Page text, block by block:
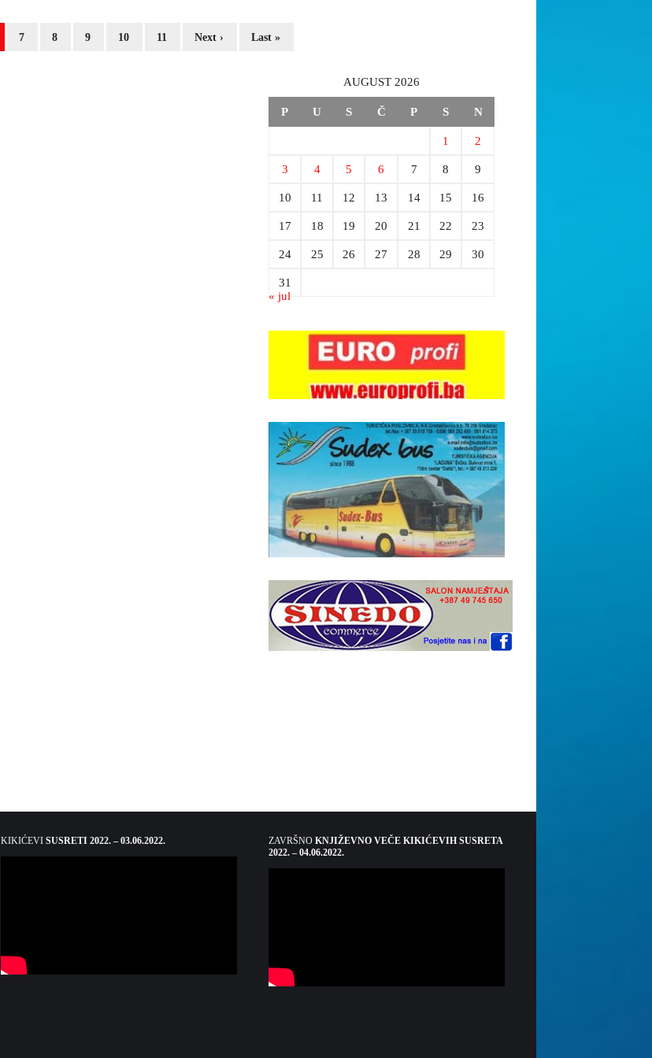
7 8 9 10 11 Next › Last »
AUGUST 2026
P U S Č P S N
1 2
3 4 5 6 7 8 9
10 11 12 13 14 15 16
17 18 19 20 21 22 23
24 25 26 27 28 29 30
31
« jul
KIKIĆEVI SUSRETI 2022. – 03.06.2022. ZAVRŠNO KNJIŽEVNO VEČE KIKIĆEVIH SUSRETA
2022. – 04.06.2022.